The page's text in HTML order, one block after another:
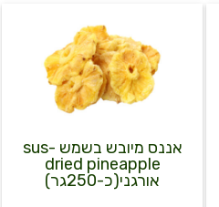
אננס מיובש בשמש sus-
dried pineapple
אורגני(כ-250גר)
של
אננס
מיובש
בשמש
sus-
dried
אורגני(כ-250גר)
זה
יש
מספר
סוגים.
לבחור
את
האפשרויות